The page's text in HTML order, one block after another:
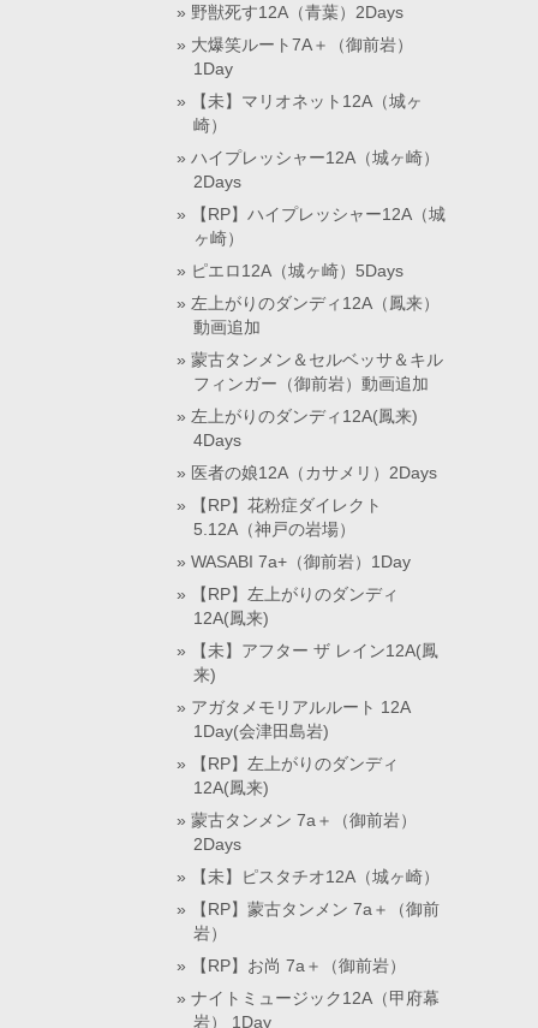
野獣死す12A（青葉）2Days
大爆笑ルート7A＋（御前岩）
1Day
【未】マリオネット12A（城ヶ
崎）
ハイプレッシャー12A（城ヶ崎）
2Days
【RP】ハイプレッシャー12A（城
ヶ崎）
ピエロ12A（城ヶ崎）5Days
左上がりのダンディ12A（鳳来）
動画追加
蒙古タンメン＆セルベッサ＆キル
フィンガー（御前岩）動画追加
左上がりのダンディ12A(鳳来)
4Days
医者の娘12A（カサメリ）2Days
【RP】花粉症ダイレクト
5.12A（神戸の岩場）
WASABI 7a+（御前岩）1Day
【RP】左上がりのダンディ
12A(鳳来)
【未】アフター ザ レイン12A(鳳
来)
アガタメモリアルルート 12A
1Day(会津田島岩)
【RP】左上がりのダンディ
12A(鳳来)
蒙古タンメン 7a＋（御前岩）
2Days
【未】ピスタチオ12A（城ヶ崎）
【RP】蒙古タンメン 7a＋（御前
岩）
【RP】お尚 7a＋（御前岩）
ナイトミュージック12A（甲府幕
岩） 1Day